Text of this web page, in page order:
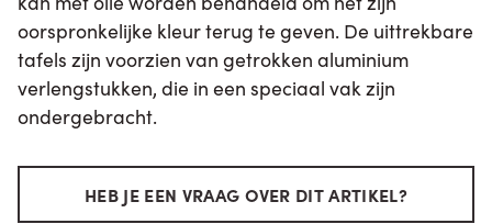
oorspronkelijke kleur terug te geven. De uittrekbare
tafels zijn voorzien van getrokken aluminium
verlengstukken, die in een speciaal vak zijn
ondergebracht.
HEB JE EEN VRAAG OVER DIT ARTIKEL?